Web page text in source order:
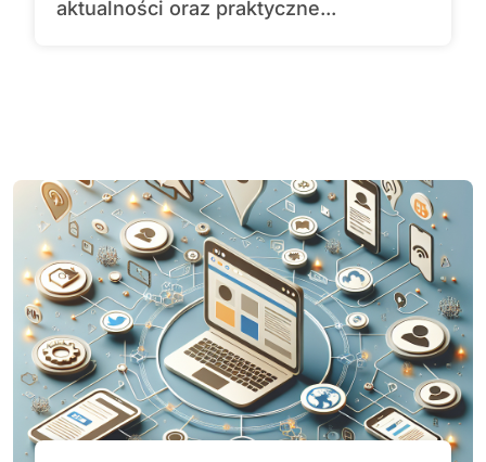
aktualności oraz praktyczne...